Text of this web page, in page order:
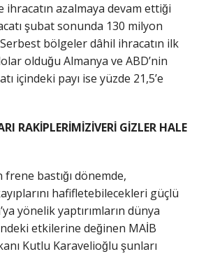
ihracatın azalmaya devam ettiği
şubat sonunda 130 milyon
bölgeler dâhil ihracatın ilk
olduğu Almanya ve ABD’nin
içindeki payı ise yüzde 21,5’e
RAKİPLERİMİZİVERİ GİZLER HALE
frene bastığı dönemde,
hafifletebilecekleri güçlü
yönelik yaptırımların dünya
etkilerine değinen MAİB
Kutlu Karavelioğlu şunları